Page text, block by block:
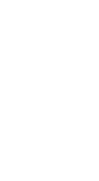
: Mode et accessoires